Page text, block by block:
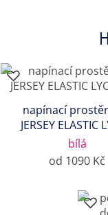
napínací
JERSEY ELASTIC
bílá
od 1090 Kč